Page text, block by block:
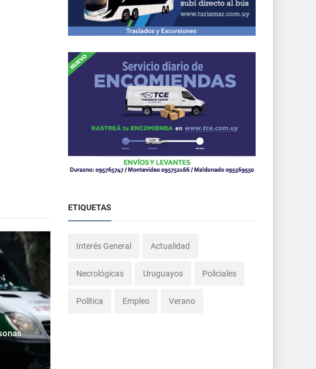
ETIQUETAS
Interés General Actualidad
Necrológicas Uruguayos Policiales
Política Empleo Verano